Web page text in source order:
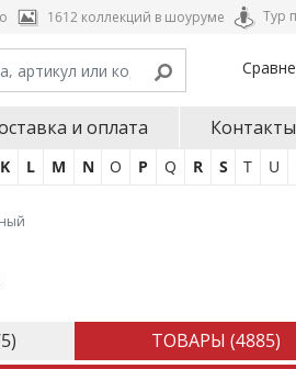
1612 коллекций в шоуруме Тур
и оплата Контакты
K L M N O P Q R S T U
) ТОВАРЫ (4885)